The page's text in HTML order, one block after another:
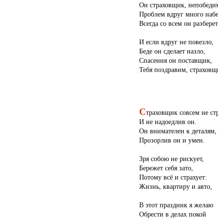
Он страховщик,
Проблем вдруг много
Всегда со всем он
И если вдруг не повезло,
Беде он сделает назло,
Спасения он поставщик,
Тебя поздравим,
Страховщик совсем не
И не надоедлив он.
Он внимателен к деталям,
Прозорлив он и умен.
Зря собою не рискует,
Бережет себя зато,
Потому всё и страхует:
Жизнь, квартиру и авто,
В этот праздник я желаю
Обрести в делах покой